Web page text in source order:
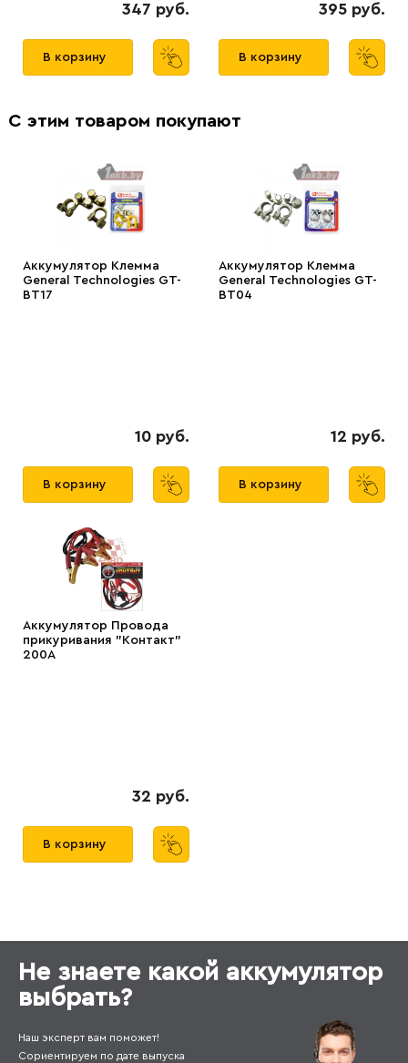
347 руб.
В корзину
395 руб.
В корзину
С этим товаром покупают
Аккумулятор Клемма
General Technologies GT-
BT17
10 руб.
В корзину
Аккумулятор Клемма
General Technologies GT-
BT04
12 руб.
В корзину
Аккумулятор Провода
прикуривания "Контакт"
200А
32 руб.
В корзину
Не знаете какой аккумулятор
выбрать?
Наш эксперт вам поможет!
Сориентируем по дате выпуска